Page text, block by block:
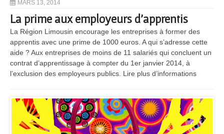
MARS 13, 2014
La prime aux employeurs d’apprentis
La Région Limousin encourage les entreprises à former des
apprentis avec une prime de 1000 euros. A qui s’adresse cette
aide ? Aux entreprises de moins de 11 salariés qui concluent un
contrat d’apprentissage à compter du 1er janvier 2014, à
l’exclusion des employeurs publics. Lire plus d’informations